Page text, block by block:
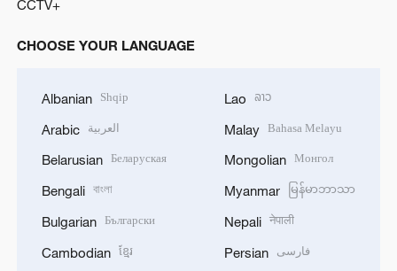
CCTV+
CHOOSE YOUR LANGUAGE
Albanian Shqip
Arabic العربية
Belarusian Беларуская
Bengali বাংলা
Bulgarian Български
Cambodian ខ្មែរ
Lao ລາວ
Malay Bahasa Melayu
Mongolian Монгол
Myanmar မြန်မာဘာသာ
Nepali नेपाली
Persian فارسی